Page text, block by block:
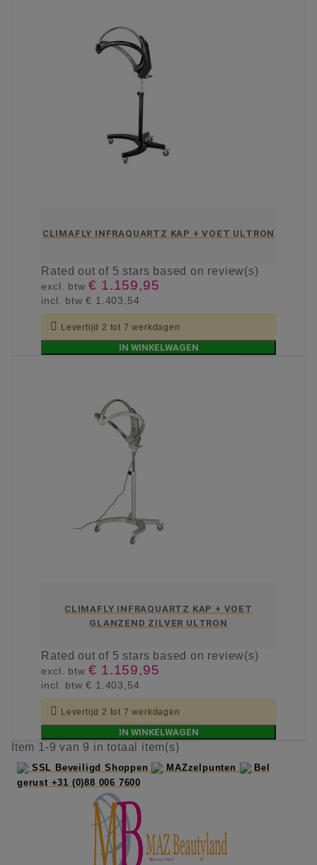
CLIMAFLY INFRAQUARTZ KAP + VOET ULTRON
Ratedout of 5 stars based on review(s)
excl. btw€ 1.159,95
incl. btw€ 1.403,54
 Levertijd 2 tot 7 werkdagen
IN WINKELWAGEN
CLIMAFLY INFRAQUARTZ KAP + VOET
GLANZEND ZILVER ULTRON
Ratedout of 5 stars based on review(s)
excl. btw€ 1.159,95
incl. btw€ 1.403,54
 Levertijd 2 tot 7 werkdagen
IN WINKELWAGEN
Item 1-9 van 9 in totaal item(s)
SSL Beveiligd Shoppen MAZzelpunten
Bel
gerust +31 (0)88 006 7600